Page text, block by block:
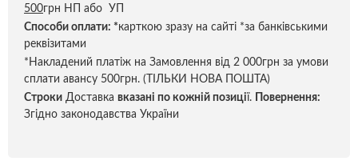
500грн НП або УП
Способи оплати: *карткою зразу на сайті *за банківськими
реквізитами
*Накладений платіж на Замовлення від 2 000грн за умови
сплати авансу 500грн. (ТІЛЬКИ НОВА ПОШТА)
Строки Доставка вказані по кожній позиції.
Повернення:
Згідно законодавства України